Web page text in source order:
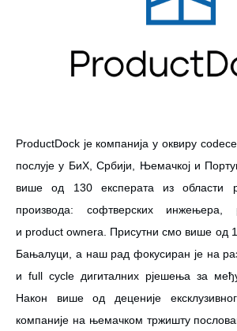
ProductDock је компанија у оквиру
послује у БиХ, Србији, Њемачкој и
више од 130 експерата из области
производа: софтверских инжењера,
и product ownera. Присутни смо више од
Бањалуци, а наш рад фокусиран је на
и full cycle дигиталних рјешења за
Након више од деценије
компаније на њемачком тржишту